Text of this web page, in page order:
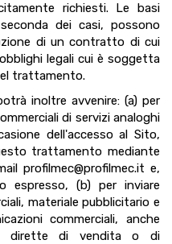
richiesti. Le basi
dei casi, possono
di un contratto di cui
legali cui è soggetta
trattamento.
inoltre avvenire: (a) per
di servizi analoghi
dell'accesso al Sito,
trattamento mediante
profilmec@profilmec.it e,
espresso, (b) per inviare
materiale pubblicitario e
commerciali, anche
dirette di vendita o di